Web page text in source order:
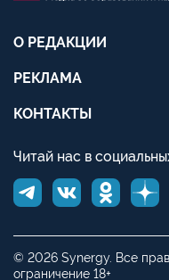
О РЕДАКЦИИ
РЕКЛАМА
КОНТАКТЫ
Читай нас в
© 2026 Synergy. Все
ограничение 18+